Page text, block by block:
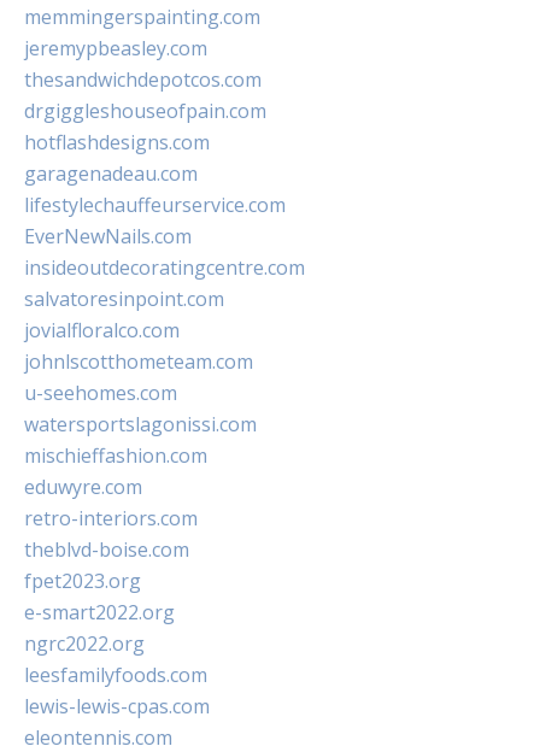
memmingerspainting.com
jeremypbeasley.com
thesandwichdepotcos.com
drgiggleshouseofpain.com
hotflashdesigns.com
garagenadeau.com
lifestylechauffeurservice.com
EverNewNails.com
insideoutdecoratingcentre.com
salvatoresinpoint.com
jovialfloralco.com
johnlscotthometeam.com
u-seehomes.com
watersportslagonissi.com
mischieffashion.com
eduwyre.com
retro-interiors.com
theblvd-boise.com
fpet2023.org
e-smart2022.org
ngrc2022.org
leesfamilyfoods.com
lewis-lewis-cpas.com
eleontennis.com